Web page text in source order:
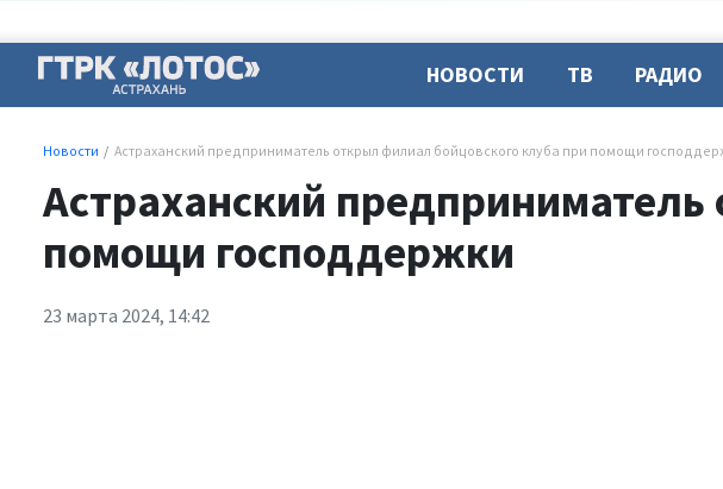
НОВОСТИ ТВ РАДИО
Новости Астраханский предприниматель открыл филиал бойцовского клуба при помощи
Астраханский
помощи господдержки
23 марта 2024, 14:42